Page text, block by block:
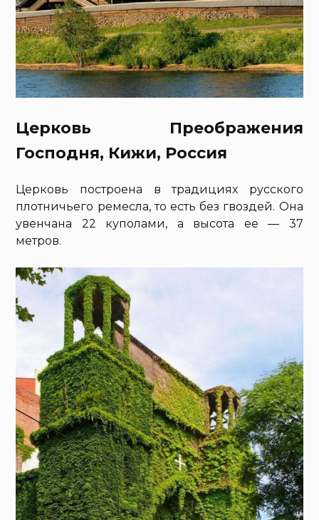
Церковь Преображения
Господня, Кижи, Россия
Церковь построена в традициях русского
плотничьего ремесла, то есть без гвоздей. Она
увенчана 22 куполами, а высота ее — 37
метров.